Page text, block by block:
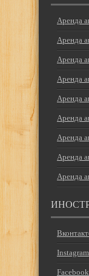
Аренда
Аренда
Аренда
Аренда
Аренда
Аренда
Аренда
Аренда
Аренда
Instagram
Facebook